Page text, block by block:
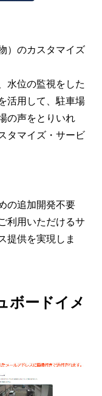
）のカスタマイズ
水位の監視をした
活用して、駐車場
の声をとりいれ
タマイズ・サービ
の追加開発不要
利用いただけるサ
提供を実現しま
ボードイメ